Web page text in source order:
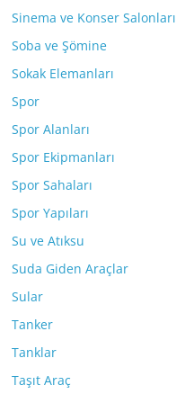
Sinema ve Konser Salonları
Soba ve Şömine
Sokak Elemanları
Spor
Spor Alanları
Spor Ekipmanları
Spor Sahaları
Spor Yapıları
Su ve Atıksu
Suda Giden Araçlar
Sular
Tanker
Tanklar
Taşıt Araç